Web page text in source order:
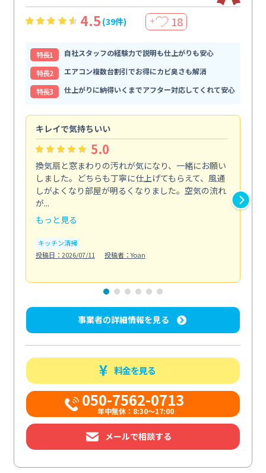
4.5 (39件) ＋ 18
特⻑1
自社スタッフの経験力で説明も仕上がりも安心
特⻑2
エアコン複数台割引でお得にカビ臭さも解消
特⻑3
仕上がりに納得いくまでアフター対応してくれて安心
キレイで気持ちいい
5.0
換気扇と窓まわりの汚れが気になり、一緒にお願い
しました。どちらも丁寧に仕上げてもらえて、風通
しがよくなり部屋が明るくなりました。空気の流れ
が...
もっと見る
キッチン清掃
投稿日：2026/07/11
投稿者：Yoan
事業者の詳細情報を見る
料金を見る
050-7562-0713
年中無休：8:30〜17:00
メールで相談する